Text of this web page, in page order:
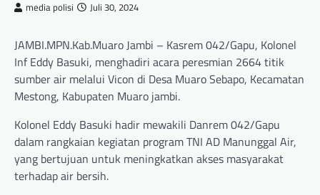
media polisi Juli 30, 2024
JAMBI.MPN.Kab.Muaro Jambi – Kasrem 042/Gapu, Kolonel
Inf Eddy Basuki, menghadiri acara peresmian 2664 titik
sumber air melalui Vicon di Desa Muaro Sebapo, Kecamatan
Mestong, Kabupaten Muaro jambi.
Kolonel Eddy Basuki hadir mewakili Danrem 042/Gapu
dalam rangkaian kegiatan program TNI AD Manunggal Air,
yang bertujuan untuk meningkatkan akses masyarakat
terhadap air bersih.